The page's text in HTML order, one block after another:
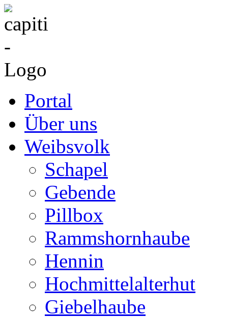
Portal
Über uns
Weibsvolk
Schapel
Gebende
Pillbox
Rammshornhaube
Hennin
Hochmittelalterhut
Giebelhaube